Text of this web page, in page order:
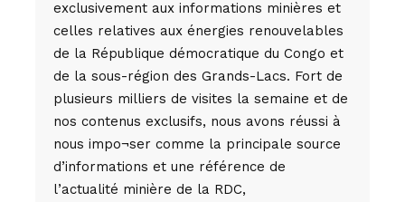
exclusivement aux informations minières et
celles relatives aux énergies renouvelables
de la République démocratique du Congo et
de la sous-région des Grands-Lacs. Fort de
plusieurs milliers de visites la semaine et de
nos contenus exclusifs, nous avons réussi à
nous impo¬ser comme la principale source
d’informations et une référence de
l’actualité minière de la RDC,